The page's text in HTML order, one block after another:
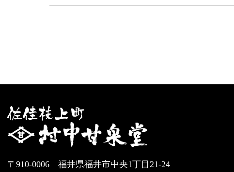
〒910-0006 福井県福井市中央1丁目21-24